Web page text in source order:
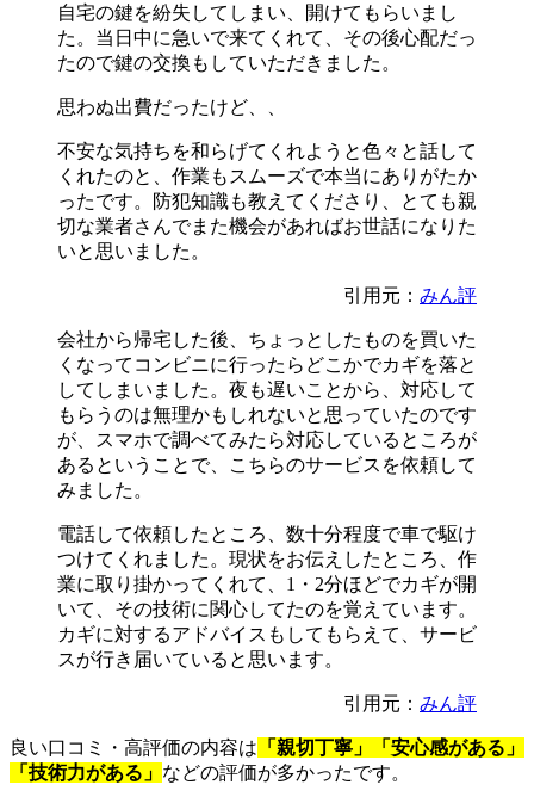
自宅の鍵を紛失してしまい、開けてもらいまし
た。当日中に急いで来てくれて、その後心配だっ
たので鍵の交換もしていただきました。
思わぬ出費だったけど、、
不安な気持ちを和らげてくれようと色々と話して
くれたのと、作業もスムーズで本当にありがたか
ったです。防犯知識も教えてくださり、とても親
切な業者さんでまた機会があればお世話になりた
いと思いました。
引用元： みん評
会社から帰宅した後、ちょっとしたものを買いた
くなってコンビニに行ったらどこかでカギを落と
してしまいました。夜も遅いことから、対応して
もらうのは無理かもしれないと思っていたのです
が、スマホで調べてみたら対応しているところが
あるということで、こちらのサービスを依頼して
みました。
電話して依頼したところ、数十分程度で車で駆け
つけてくれました。現状をお伝えしたところ、作
業に取り掛かってくれて、1・2分ほどでカギが開
いて、その技術に関心してたのを覚えています。
カギに対するアドバイスもしてもらえて、サービ
スが行き届いていると思います。
引用元： みん評
良い口コミ・高評価の内容は 「親切丁寧」「安心感がある」
「技術力がある」 などの評価が多かったです。